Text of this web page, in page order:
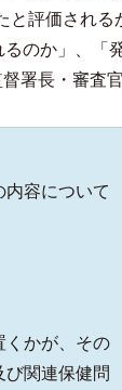
評価され
のか」、
署長・審査
容について
かが、その
び関連保健問